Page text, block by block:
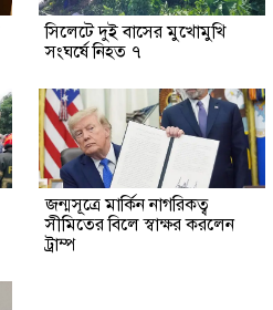
সিলেটে দুই বাসের মুখোমুখি
সংঘর্ষে নিহত ৭
জন্মসূত্রে মার্কিন নাগরিকত্ব
সীমিতের বিলে স্বাক্ষর করলেন
ট্রাম্প